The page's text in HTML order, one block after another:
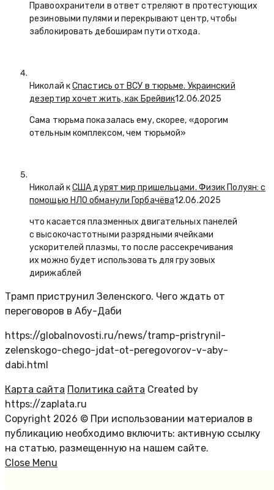
Правоохранители в ответ стреляют в протестующих
резиновыми пулями и перекрывают центр, чтобы
заблокировать дебоширам пути отхода.
Николай кСпастись от ВСУ в тюрьме. Украинский
дезертир хочет жить, как Брейвик12.06.2025
Сама тюрьма показалась ему, скорее, «дорогим
отельным комплексом, чем тюрьмой»
Николай кСША дурят мир пришельцами. Физик Полуян: с
помощью НЛО обманули Горбачёва12.06.2025
что касается плазменных двигательных панелей
с высокочастотными разрядными ячейками
ускорителей плазмы, то после рассекречивания
их можно будет использовать для грузовых
дирижаблей
Трамп приструнил Зеленского. Чего ждать от
переговоров в Абу-Даби
https://globalnovosti.ru/news/tramp-pristrynil-
zelenskogo-chego-jdat-ot-peregovorov-v-aby-
dabi.html
Карта сайта Политика сайта Created by
https://zaplata.ru
Copyright 2026 © При использовании материалов в
публикацию необходимо включить: активную ссылку
на статью, размещенную на нашем сайте.
Close Menu